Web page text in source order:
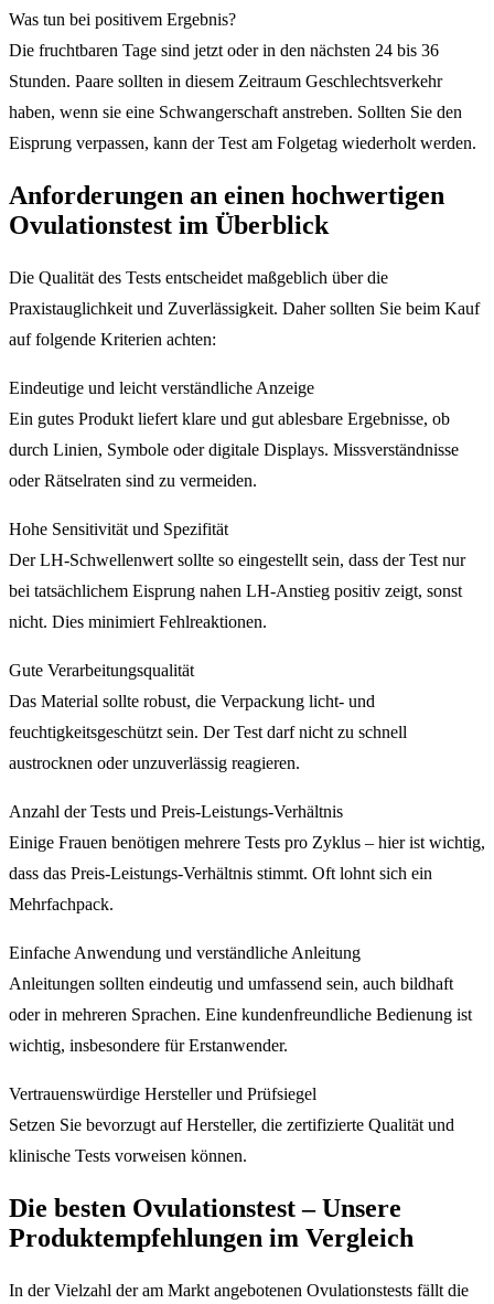
Was tun bei positivem Ergebnis?
Die fruchtbaren Tage sind jetzt oder in den nächsten 24 bis 36
Stunden. Paare sollten in diesem Zeitraum Geschlechtsverkehr
haben, wenn sie eine Schwangerschaft anstreben. Sollten Sie den
Eisprung verpassen, kann der Test am Folgetag wiederholt werden.
Anforderungen an einen hochwertigen
Ovulationstest im Überblick
Die Qualität des Tests entscheidet maßgeblich über die
Praxistauglichkeit und Zuverlässigkeit. Daher sollten Sie beim Kauf
auf folgende Kriterien achten:
Eindeutige und leicht verständliche Anzeige
Ein gutes Produkt liefert klare und gut ablesbare Ergebnisse, ob
durch Linien, Symbole oder digitale Displays. Missverständnisse
oder Rätselraten sind zu vermeiden.
Hohe Sensitivität und Spezifität
Der LH-Schwellenwert sollte so eingestellt sein, dass der Test nur
bei tatsächlichem Eisprung nahen LH-Anstieg positiv zeigt, sonst
nicht. Dies minimiert Fehlreaktionen.
Gute Verarbeitungsqualität
Das Material sollte robust, die Verpackung licht- und
feuchtigkeitsgeschützt sein. Der Test darf nicht zu schnell
austrocknen oder unzuverlässig reagieren.
Anzahl der Tests und Preis-Leistungs-Verhältnis
Einige Frauen benötigen mehrere Tests pro Zyklus – hier ist wichtig,
dass das Preis-Leistungs-Verhältnis stimmt. Oft lohnt sich ein
Mehrfachpack.
Einfache Anwendung und verständliche Anleitung
Anleitungen sollten eindeutig und umfassend sein, auch bildhaft
oder in mehreren Sprachen. Eine kundenfreundliche Bedienung ist
wichtig, insbesondere für Erstanwender.
Vertrauenswürdige Hersteller und Prüfsiegel
Setzen Sie bevorzugt auf Hersteller, die zertifizierte Qualität und
klinische Tests vorweisen können.
Die besten Ovulationstest – Unsere
Produktempfehlungen im Vergleich
In der Vielzahl der am Markt angebotenen Ovulationstests fällt die